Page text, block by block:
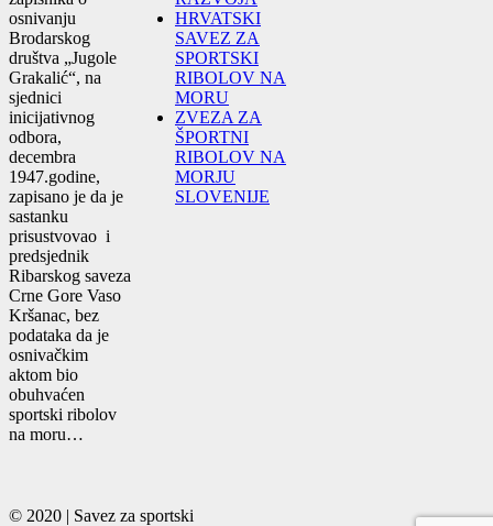
osnivanju
Brodarskog
društva „Jugole
Grakalić“, na
sjednici
inicijativnog
odbora,
decembra
1947.godine,
zapisano je da je
sastanku
prisustvovao i
predsjednik
Ribarskog saveza
Crne Gore Vaso
Kršanac, bez
podataka da je
osnivačkim
aktom bio
obuhvaćen
sportski ribolov
na moru…
HRVATSKI
SAVEZ ZA
SPORTSKI
RIBOLOV NA
MORU
ZVEZA ZA
ŠPORTNI
RIBOLOV NA
MORJU
SLOVENIJE
© 2020 | Savez za sportski